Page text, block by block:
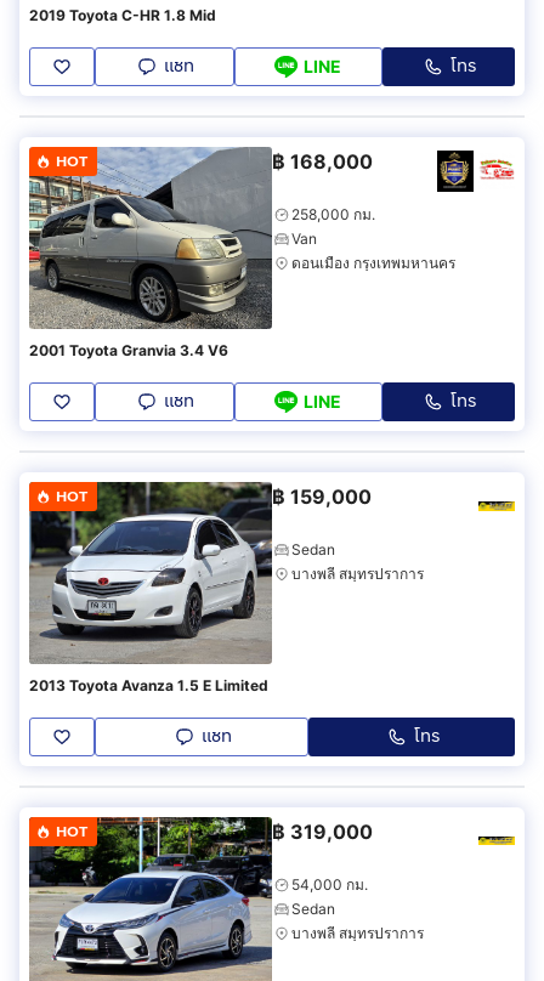
2019 Toyota C-HR 1.8 Mid
แชท LINE โทร
HOT ฿ 168,000
258,000 กม.
Van
ดอนเมือง กรุงเทพมหานคร
2001 Toyota Granvia 3.4 V6
แชท LINE โทร
HOT ฿ 159,000
Sedan
บางพลี สมุทรปราการ
2013 Toyota Avanza 1.5 E Limited
แชท โทร
HOT ฿ 319,000
54,000 กม.
Sedan
บางพลี สมุทรปราการ